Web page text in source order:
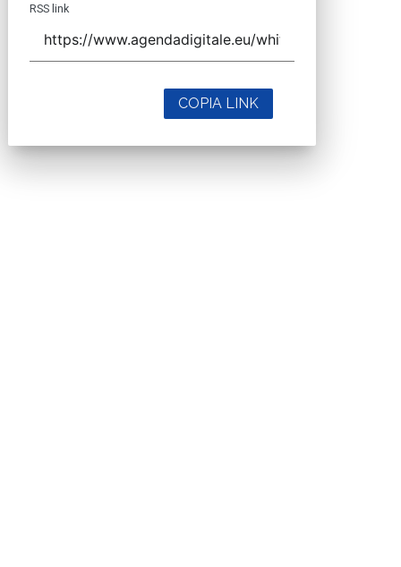
RSS link
COPIA LINK